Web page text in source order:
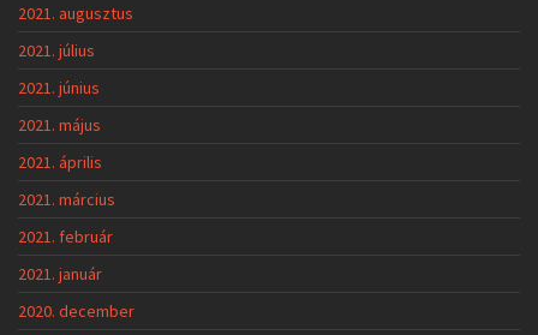
2021. augusztus
2021. július
2021. június
2021. május
2021. április
2021. március
2021. február
2021. január
2020. december